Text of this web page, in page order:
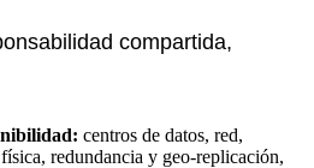
compartida,
centros de datos, red,
redundancia y geo-replicación,